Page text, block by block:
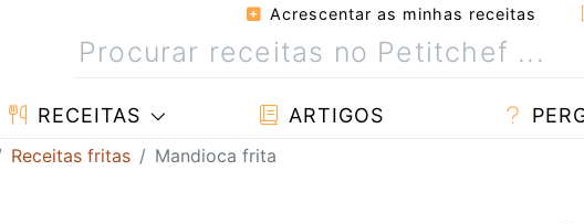
Acrescentar as minhas receitas
RECEITAS ARTIGOS
Receitas fritas Mandioca frita